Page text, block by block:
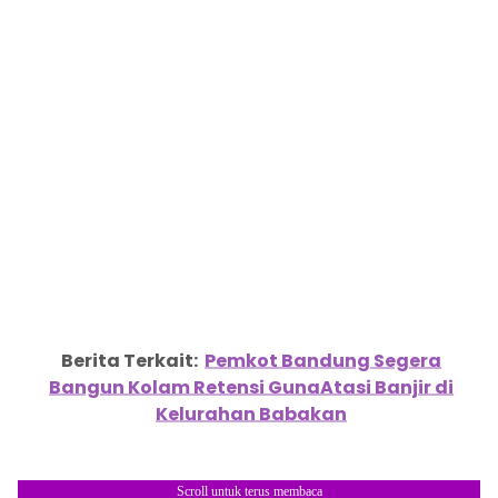
Berita Terkait: Pemkot Bandung Segera
Bangun Kolam Retensi GunaAtasi Banjir di
Kelurahan Babakan
Scroll untuk terus membaca